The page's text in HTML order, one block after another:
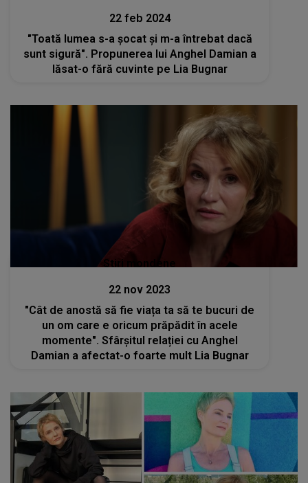
22 feb 2024
"Toată lumea s-a șocat și m-a întrebat dacă
sunt sigură". Propunerea lui Anghel Damian a
lăsat-o fără cuvinte pe Lia Bugnar
Stiri mondene
22 nov 2023
"Cât de anostă să fie viața ta să te bucuri de
un om care e oricum prăpădit în acele
momente". Sfârșitul relației cu Anghel
Damian a afectat-o foarte mult Lia Bugnar